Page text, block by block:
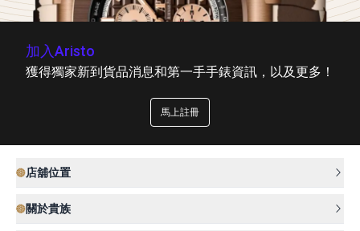
加入Aristo
獲得獨家新到貨品消息和第一手手錶資訊，以及更多！
馬上註冊
店舖位置
關於貴族